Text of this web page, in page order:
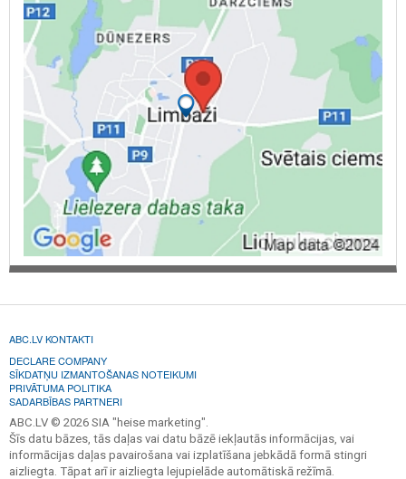
ABC.LV KONTAKTI
DECLARE COMPANY
SĪKDATŅU IZMANTOŠANAS NOTEIKUMI
PRIVĀTUMA POLITIKA
SADARBĪBAS PARTNERI
ABC.LV © 2026 SIA "heise marketing".
Šīs datu bāzes, tās daļas vai datu bāzē iekļautās informācijas, vai
informācijas daļas pavairošana vai izplatīšana jebkādā formā stingri
aizliegta. Tāpat arī ir aizliegta lejupielāde automātiskā režīmā.